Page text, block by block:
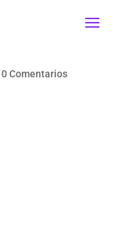
0 Comentarios